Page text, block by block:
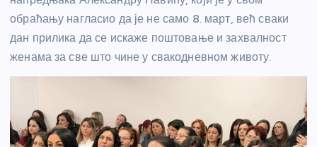
обраћању нагласио да је не само 8. март, већ сваки
дан прилика да се искаже поштовање и захвалност
женама за све што чине у свакодневном животу.